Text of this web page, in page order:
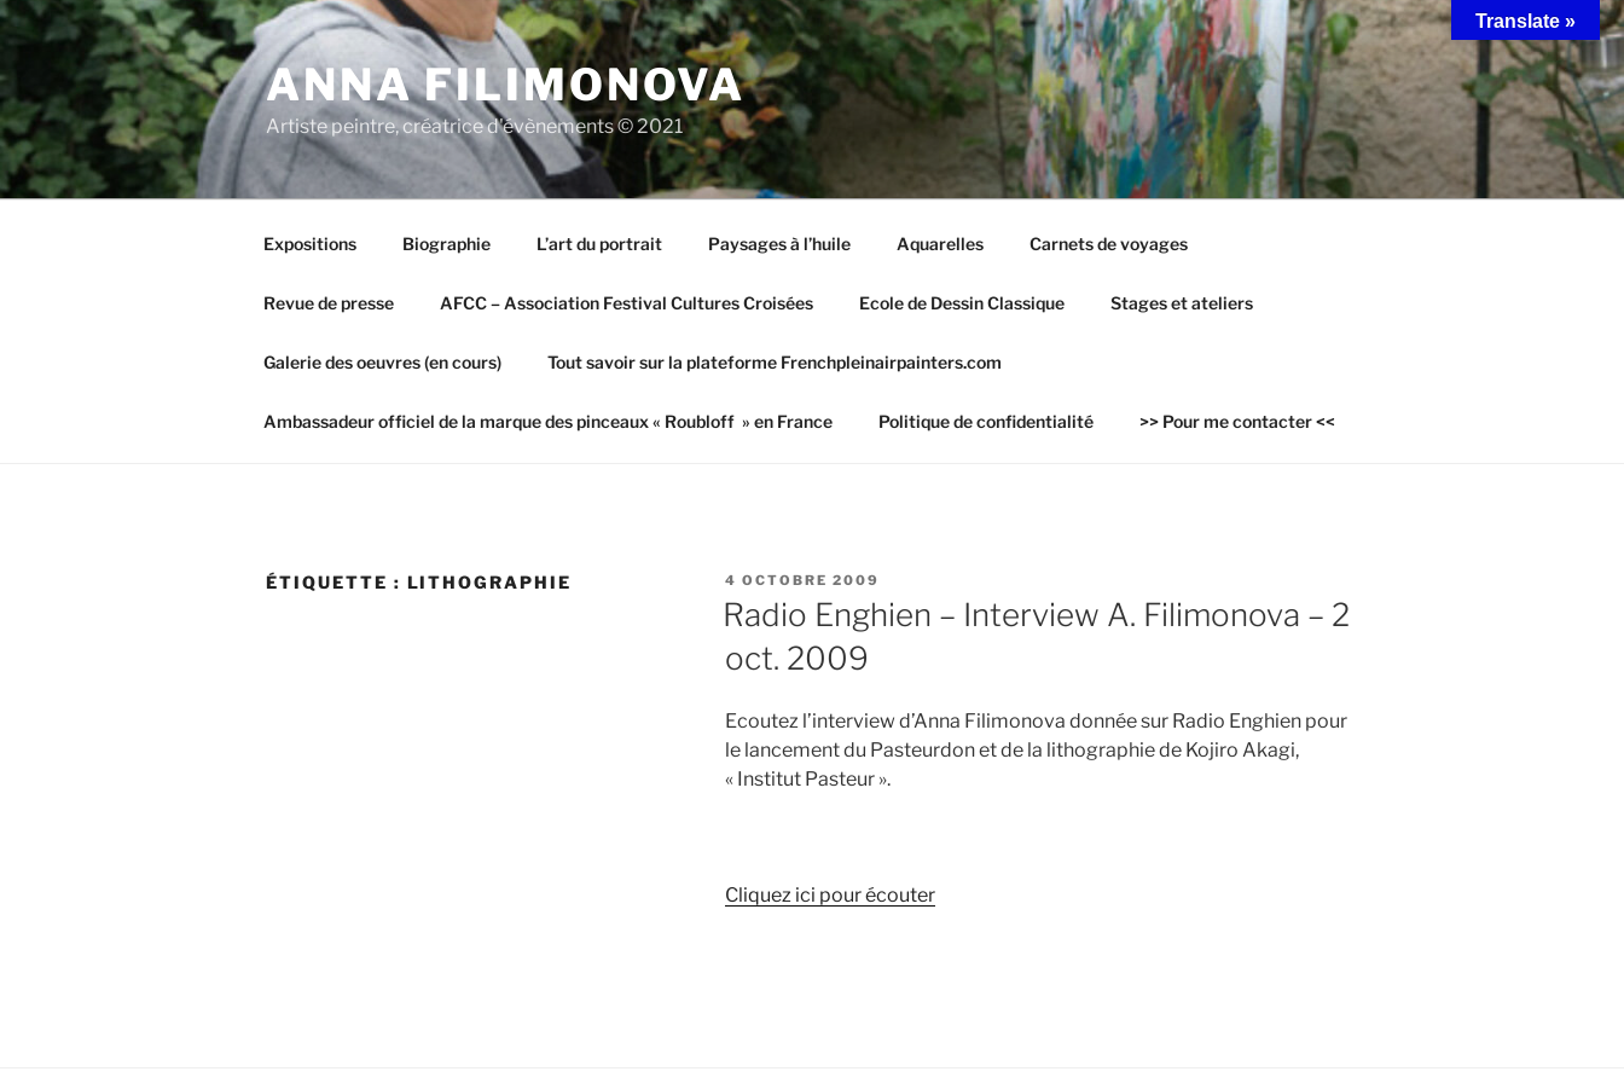
Aller
au
contenu
principal
ANNA FILIMONOVA
Artiste peintre, créatrice d'évènements © 2021
Expositions Biographie L’art du portrait Paysages à l’huile Aquarelles Carnets de voyages
Revue de presse AFCC – Association Festival Cultures Croisées Ecole de Dessin Classique Stages et ateliers
Galerie des oeuvres (en cours) Tout savoir sur la plateforme Frenchpleinairpainters.com
Ambassadeur officiel de la marque des pinceaux « Roubloff » en France Politique de confidentialité >> Pour me contacter <<
ÉTIQUETTE : LITHOGRAPHIE
PUBLIÉ
LE
4 OCTOBRE 2009
Radio Enghien – Interview A. Filimonova – 2
oct. 2009
Ecoutez l’interview d’Anna Filimonova donnée sur Radio Enghien pour
le lancement du Pasteurdon et de la lithographie de Kojiro Akagi,
« Institut Pasteur ».
Cliquez ici pour écouter
Translate »